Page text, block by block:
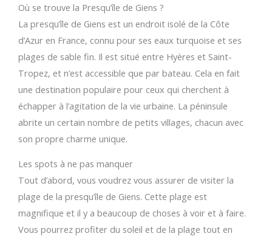
Où se trouve la Presqu’île de Giens ?
La presqu’île de Giens est un endroit isolé de la Côte
d’Azur en France, connu pour ses eaux turquoise et ses
plages de sable fin. Il est situé entre Hyères et Saint-
Tropez, et n’est accessible que par bateau. Cela en fait
une destination populaire pour ceux qui cherchent à
échapper à l’agitation de la vie urbaine. La péninsule
abrite un certain nombre de petits villages, chacun avec
son propre charme unique.
Les spots à ne pas manquer
Tout d’abord, vous voudrez vous assurer de visiter la
plage de la presqu’île de Giens. Cette plage est
magnifique et il y a beaucoup de choses à voir et à faire.
Vous pourrez profiter du soleil et de la plage tout en